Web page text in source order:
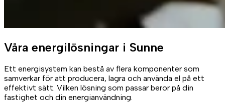
Våra energilösningar i Sunne
Ett energisystem kan bestå av flera komponenter som
samverkar för att producera, lagra och använda el på ett
effektivt sätt. Vilken lösning som passar beror på din
fastighet och din energianvändning.